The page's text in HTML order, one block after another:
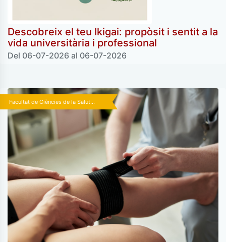
Descobreix el teu Ikigai: propòsit i sentit a la
vida universitària i professional
Del 06-07-2026 al 06-07-2026
Facultat de Ciències de la Salut...